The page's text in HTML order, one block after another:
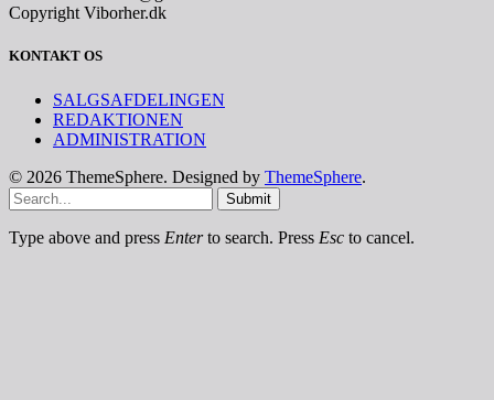
Copyright Viborher.dk
KONTAKT OS
SALGSAFDELINGEN
REDAKTIONEN
ADMINISTRATION
© 2026 ThemeSphere. Designed by ThemeSphere.
Submit
Type above and press Enterto search. Press Esc to cancel.